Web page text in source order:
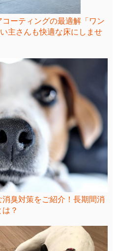
ーティングの最適解「ワン
主さんも快適な床にしませ
臭対策をご紹介！長期間消
？